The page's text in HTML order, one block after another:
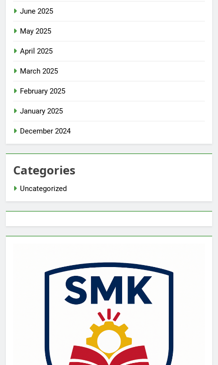
June 2025
May 2025
April 2025
March 2025
February 2025
January 2025
December 2024
Categories
Uncategorized